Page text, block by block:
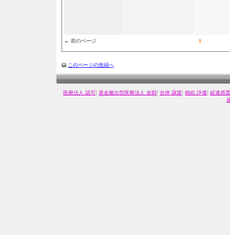
← 前のページ 1
このページの先頭へ
医療法人 認可| 基金拠出型医療法人 金額| 合併 譲渡| 相続 評価| 経過措